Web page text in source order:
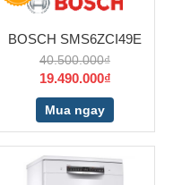
BOSCH SMS6ZCI49E
40.500.000₫
19.490.000₫
Mua ngay